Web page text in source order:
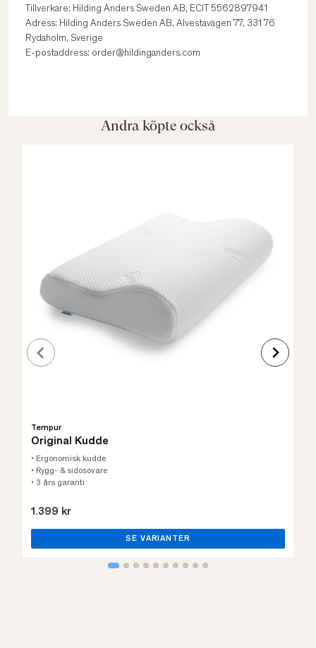
Tillverkare: Hilding Anders Sweden AB, ECIT 5562897941
Adress: Hilding Anders Sweden AB, Alvestavägen 77, 331 76
Rydaholm, Sverige
E-postaddress: order@hildinganders.com
Andra köpte också
Tempur
Original Kudde
• Ergonomisk kudde
• Rygg- & sidosovare
• 3 års garanti
1.399 kr
SE VARIANTER